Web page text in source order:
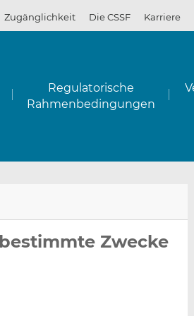
Zugänglichkeit Die CSSF Karriere
Regulatorische
Rahmenbedingungen
Zwecke